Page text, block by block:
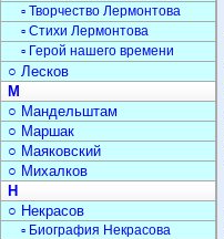
▫ Творчество Лермонтова
▫ Стихи Лермонтова
▫ Герой нашего времени
○ Лесков
М
○ Мандельштам
○ Маршак
○ Маяковский
○ Михалков
Н
○ Некрасов
▫ Биография Некрасова